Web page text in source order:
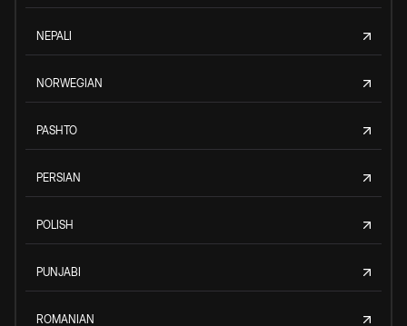
NEPALI
NORWEGIAN
PASHTO
PERSIAN
POLISH
PUNJABI
ROMANIAN